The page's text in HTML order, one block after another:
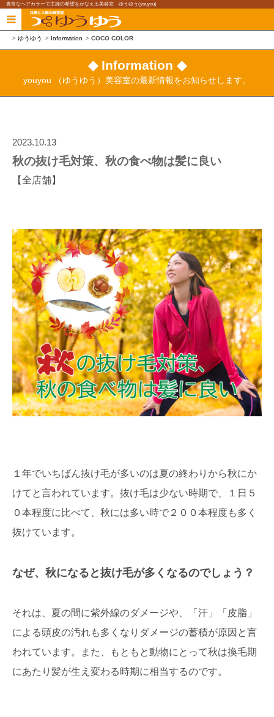
豊富なヘアカラーで主婦の希望をかなえる美容室 ゆうゆう(youyou)
ゆうゆう Information COCO COLOR
◆ Information ◆
youyou （ゆうゆう）美容室の最新情報をお知らせします。
2023.10.13
秋の抜け毛対策、秋の食べ物は髪に良い
【全店舗】
１年でいちばん抜け毛が多いのは夏の終わりから秋にか
けてと言われています。抜け毛は少ない時期で、１日５
０本程度に比べて、秋には多い時で２００本程度も多く
抜けています。
なぜ、秋になると抜け毛が多くなるのでしょう？
それは、夏の間に紫外線のダメージや、「汗」「皮脂」
による頭皮の汚れも多くなりダメージの蓄積が原因と言
われています。また、もともと動物にとって秋は換毛期
にあたり髪が生え変わる時期に相当するのです。